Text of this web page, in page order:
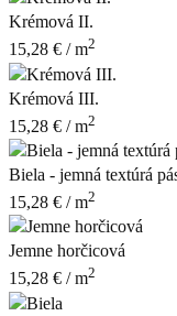
Krémová II.
15,28 € / m2
Krémová III.
15,28 € / m2
Biela - jemná textúrá
15,28 € / m2
Jemne horčicová
15,28 € / m2